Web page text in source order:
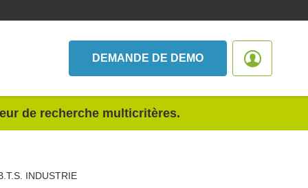
DEMANDE DE DEMO
de recherche multicritères.
INDUSTRIE